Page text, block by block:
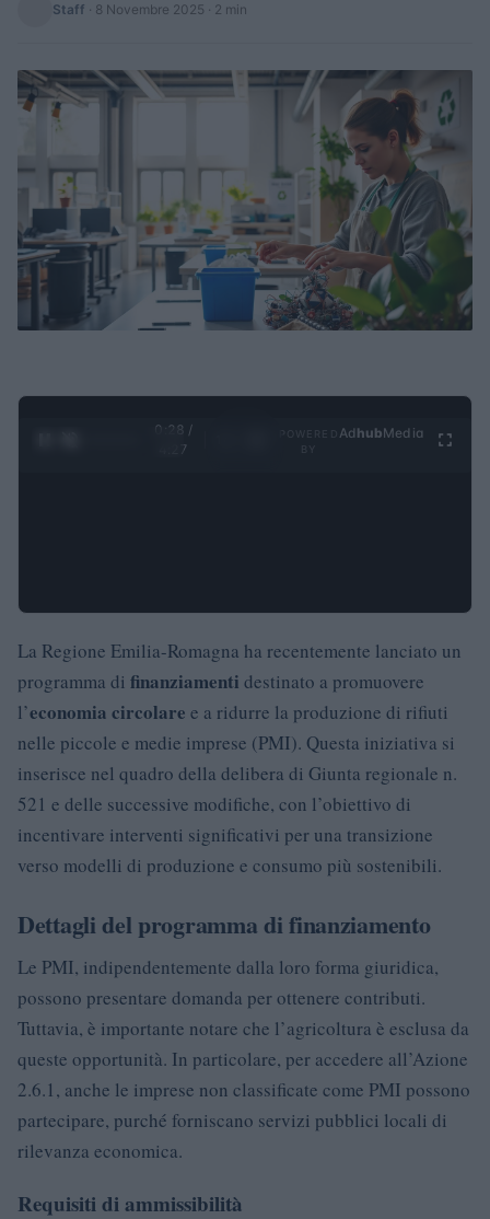
Staff · 8 Novembre 2025 · 2 min
0:29 /
4:27
Ad hubMedia
La Regione Emilia-Romagna ha recentemente lanciato un
programma di finanziamenti destinato a promuovere
l’economia circolare e a ridurre la produzione di rifiuti
nelle piccole e medie imprese (PMI). Questa iniziativa si
inserisce nel quadro della delibera di Giunta regionale n.
521 e delle successive modifiche, con l’obiettivo di
incentivare interventi significativi per una transizione
verso modelli di produzione e consumo più sostenibili.
Dettagli del programma di finanziamento
Le PMI, indipendentemente dalla loro forma giuridica,
possono presentare domanda per ottenere contributi.
Tuttavia, è importante notare che l’agricoltura è esclusa da
queste opportunità. In particolare, per accedere all’Azione
2.6.1, anche le imprese non classificate come PMI possono
partecipare, purché forniscano servizi pubblici locali di
rilevanza economica.
Requisiti di ammissibilità